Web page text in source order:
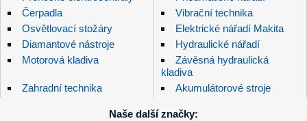
Čerpadla
Vibrační technika
Osvětlovací stožáry
Elektrické nářadí Makita
Diamantové nástroje
Hydraulické nářadí
Motorová kladiva
Závěsná hydraulická
kladiva
Zahradní technika
Akumulátorové stroje
Naše další značky: